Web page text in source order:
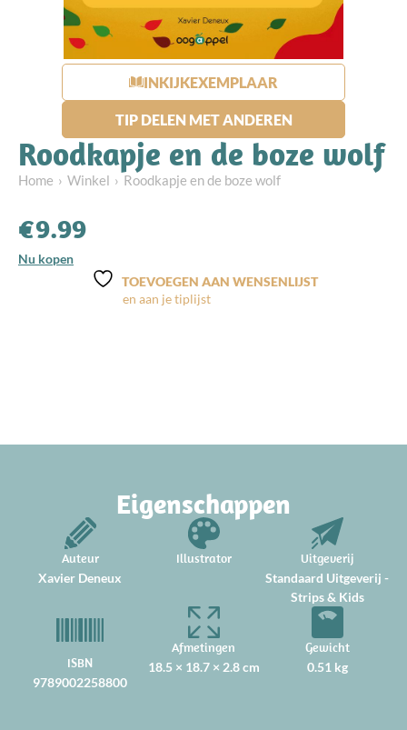
INKIJKEXEMPLAAR
TIP DELEN MET ANDEREN
Roodkapje en de boze wolf
Home Winkel Roodkapje en de boze wolf
€9.99
Nu kopen
TOEVOEGEN AAN WENSENLIJST
Eigenschappen
Auteur
Xavier Deneux
Illustrator Uitgeverij
Standaard Uitgeverij -
Strips & Kids
ISBN
9789002258800
Afmetingen
18.5 × 18.7 × 2.8 cm
Gewicht
0.51 kg